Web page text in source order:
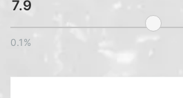
0.1%